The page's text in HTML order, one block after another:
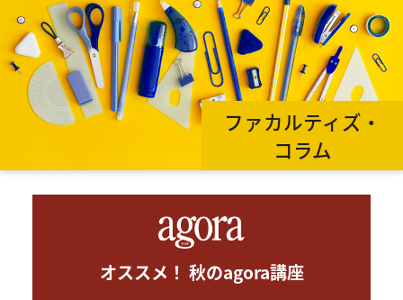
ファカルティズ・
コラム
オススメ！ 秋のagora講座